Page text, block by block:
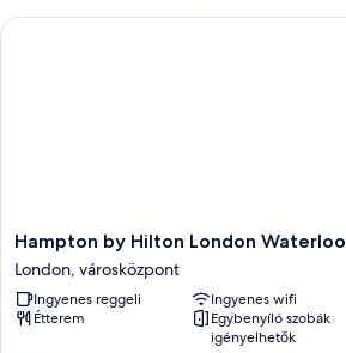
Hampton
by
Hilton
London
Waterloo
Hampton by Hilton London Waterloo
London, városközpont
Ingyenes reggeli
Ingyenes wifi
Étterem
Egybenyíló szobák
igényelhetők
Hampton by Hilton London Waterloo